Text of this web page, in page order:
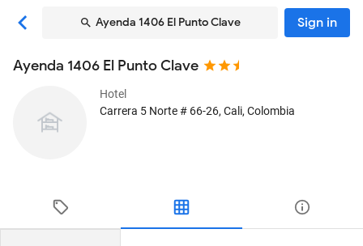
Ayenda 1406 El Punto Clave Sign in
Ayenda 1406 El Punto Clave
Hotel
Carrera 5 Norte # 66-26, Cali, Colombia